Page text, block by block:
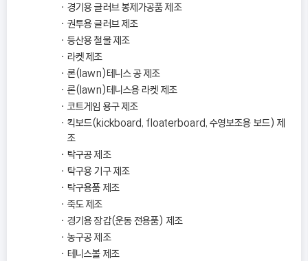
경기용 글러브 봉제가공품 제조
권투용 글러브 제조
등산용 철물 제조
라켓 제조
론(lawn)테니스 공 제조
론(lawn)테니스용 라켓 제조
코트게임 용구 제조
킥보드(kickboard, floaterboard, 수영보조용 보드) 제
조
탁구공 제조
탁구용 기구 제조
탁구용품 제조
죽도 제조
경기용 장갑(운동 전용품) 제조
농구공 제조
테니스볼 제조